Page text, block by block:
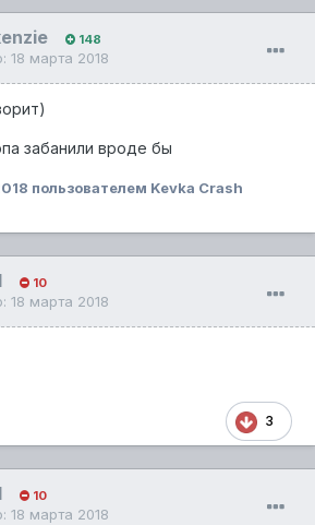
148
18 марта 2018
забанили вроде бы
пользователем Kevka Crash
10
18 марта 2018
3
10
18 марта 2018